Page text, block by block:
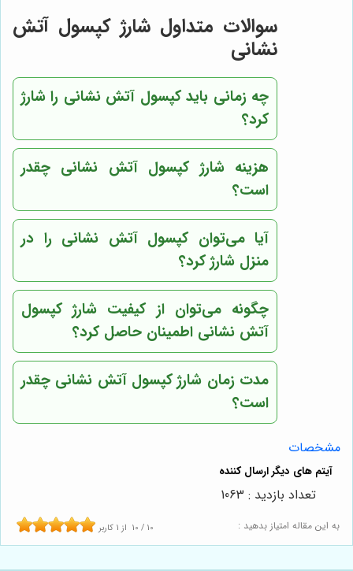
سوالات متداول شارژ کپسول آتش
نشانی
چه زمانی باید کپسول آتش نشانی را شارژ
کرد؟
هزینه شارژ کپسول آتش نشانی چقدر
است؟
آیا می‌توان کپسول آتش نشانی را در
منزل شارژ کرد؟
چگونه می‌توان از کیفیت شارژ کپسول
آتش نشانی اطمینان حاصل کرد؟
مدت زمان شارژ کپسول آتش نشانی چقدر
است؟
مشخصات
به این مقاله امتیاز بدهید : 10 / 10 از 1 کاربر
تعداد بازدید : 1063